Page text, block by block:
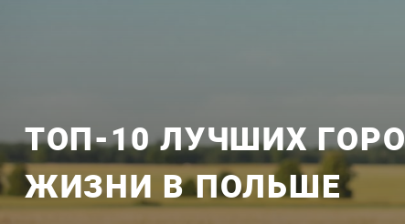
ТОП-10 ЛУЧШИХ
ЖИЗНИ В ПОЛЬШЕ